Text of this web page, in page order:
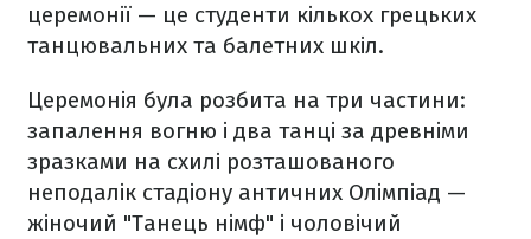
церемонії — це студенти кількох грецьких
танцювальних та балетних шкіл.
Церемонія була розбита на три частини:
запалення вогню і два танці за древніми
зразками на схилі розташованого
неподалік стадіону античних Олімпіад —
жіночий "Танець німф" і чоловічий